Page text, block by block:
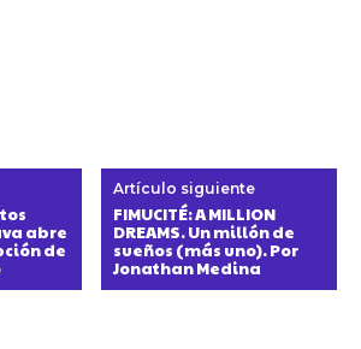
abre
de
Artículo siguiente
FIMUCITÉ: A MILLION
DREAMS. Un millón de
sueños (más uno). Por
Jonathan Medina